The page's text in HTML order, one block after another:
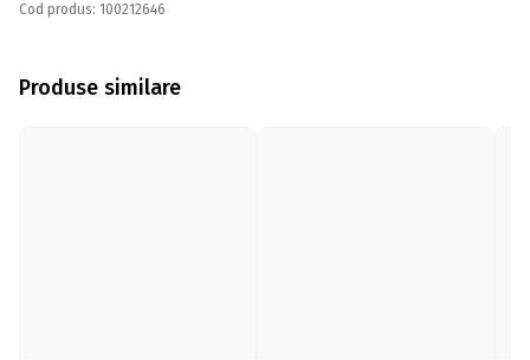
Cod produs: 100212646
Produse similare